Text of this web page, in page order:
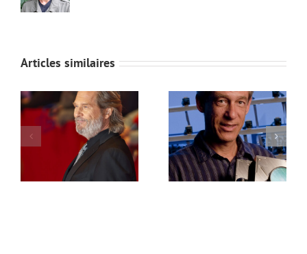
Articles similaires